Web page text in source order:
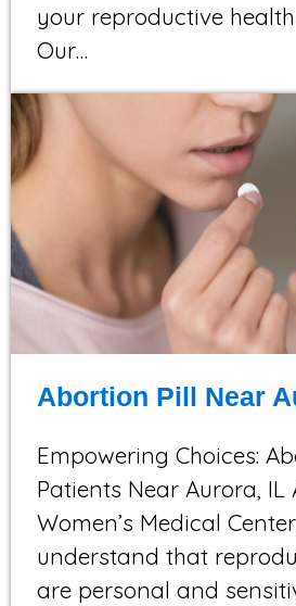
your reproductive
Our…
Abortion Pill Near
Empowering Choices:
Patients Near Aurora, IL
Women’s Medical
understand that
are personal and